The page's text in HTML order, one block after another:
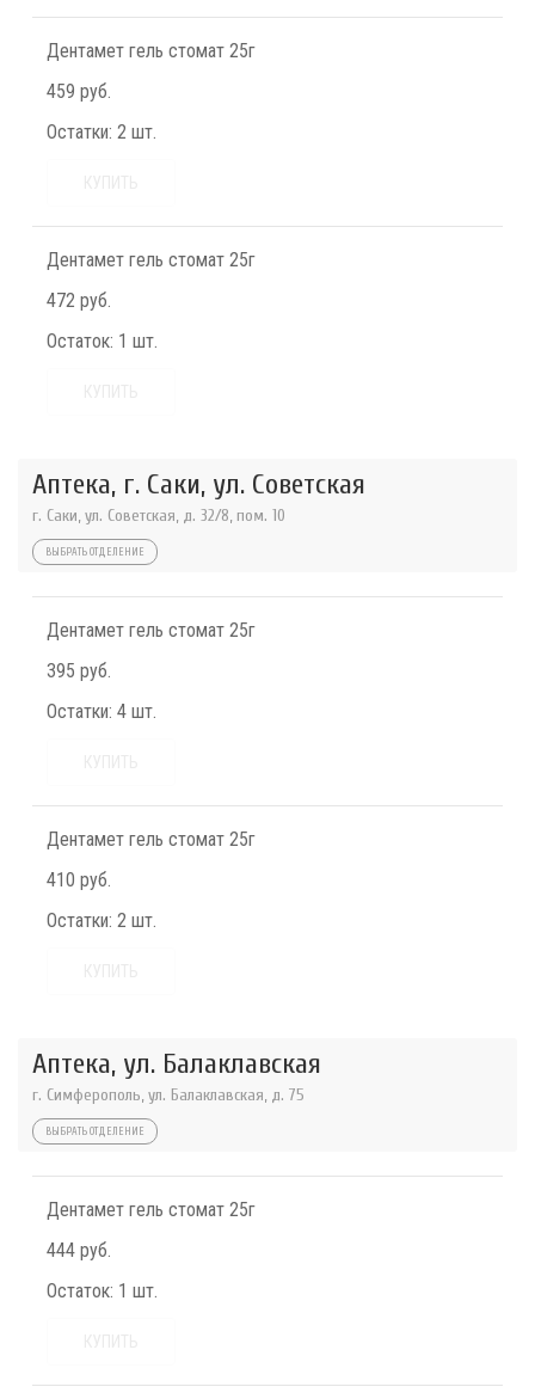
Дентамет гель стомат 25г
459 руб.
Остатки: 2 шт.
Дентамет гель стомат 25г
472 руб.
Остаток: 1 шт.
Аптека, г. Саки, ул. Советская
г. Саки, ул. Советская, д. 32/8, пом. 10
ВЫБРАТЬ ОТДЕЛЕНИЕ
Дентамет гель стомат 25г
395 руб.
Остатки: 4 шт.
Дентамет гель стомат 25г
410 руб.
Остатки: 2 шт.
Аптека, ул. Балаклавская
г. Симферополь, ул. Балаклавская, д. 75
ВЫБРАТЬ ОТДЕЛЕНИЕ
Дентамет гель стомат 25г
444 руб.
Остаток: 1 шт.